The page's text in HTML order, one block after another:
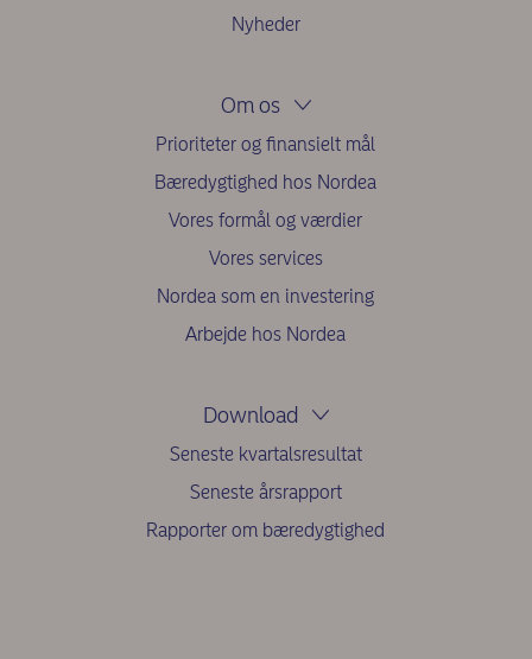
Nyheder
Om os
Prioriteter og finansielt mål
Bæredygtighed hos Nordea
Vores formål og værdier
Vores services
Nordea som en investering
Arbejde hos Nordea
Download
Seneste kvartalsresultat
Seneste årsrapport
Rapporter om bæredygtighed